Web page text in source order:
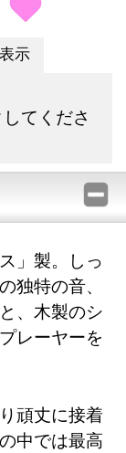
示
てくださ
」製。しっ
独特の音、
、木製のシ
レーヤーを
頑丈に接着
中では最高